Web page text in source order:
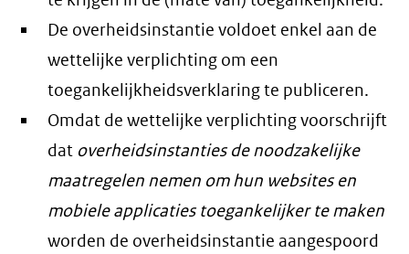
De overheidsinstantie voldoet enkel aan de
wettelijke verplichting om een
toegankelijkheidsverklaring te publiceren.
Omdat de wettelijke verplichting voorschrijft
dat overheidsinstanties de noodzakelijke
maatregelen nemen om hun websites en
mobiele applicaties toegankelijker te maken
worden de overheidsinstantie aangespoord